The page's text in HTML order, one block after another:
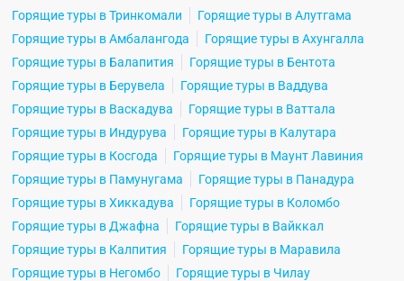
Горящие туры в Тринкомали
Горящие туры в Алутгама
Горящие туры в Амбалангода
Горящие туры в Ахунгалла
Горящие туры в Балапития
Горящие туры в Бентота
Горящие туры в Берувела
Горящие туры в Ваддува
Горящие туры в Васкадува
Горящие туры в Ваттала
Горящие туры в Индурува
Горящие туры в Калутара
Горящие туры в Косгода
Горящие туры в Маунт Лавиния
Горящие туры в Памунугама
Горящие туры в Панадура
Горящие туры в Хиккадува
Горящие туры в Коломбо
Горящие туры в Джафна
Горящие туры в Вайккал
Горящие туры в Калпития
Горящие туры в Маравила
Горящие туры в Негомбо
Горящие туры в Чилау